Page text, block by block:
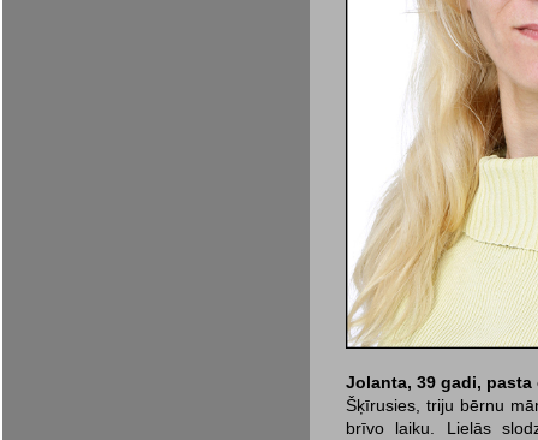
Jolanta, 39 gadi, pasta
Šķīrusies, triju bērnu
brīvo laiku. Lielās